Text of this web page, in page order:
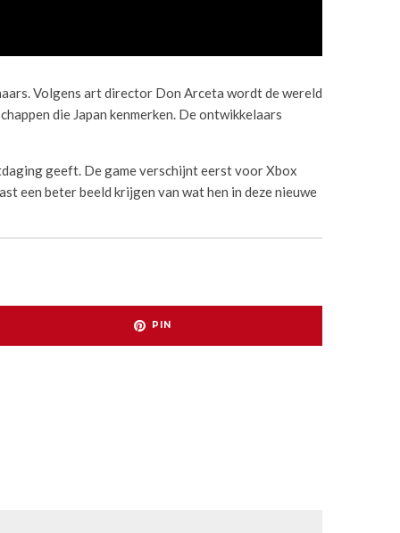
Volgens art director Don Arceta wordt de wereld
die Japan kenmerken. De ontwikkelaars
geeft. De game verschijnt eerst voor Xbox
een beter beeld krijgen van wat hen in deze nieuwe
PIN